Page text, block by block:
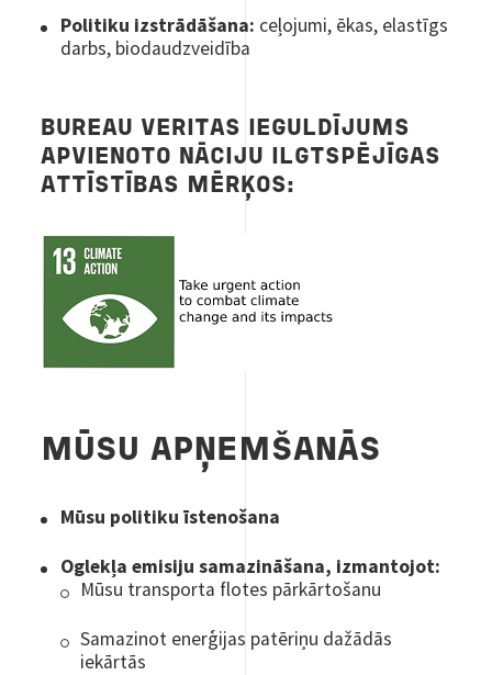
Politiku izstrādāšana: ceļojumi, ēkas, elastīgs
darbs, biodaudzveidība
BUREAU VERITAS IEGULDĪJUMS
APVIENOTO NĀCIJU ILGTSPĒJĪGAS
ATTĪSTĪBAS MĒRĶOS:
MŪSU APŅEMŠANĀS
Mūsu politiku īstenošana
Oglekļa emisiju samazināšana, izmantojot:
Mūsu transporta flotes pārkārtošanu
Samazinot enerģijas patēriņu dažādās
iekārtās